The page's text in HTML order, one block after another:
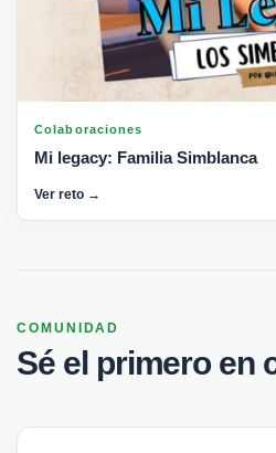
Colaboraciones
Mi legacy: Familia Simblanca
Ver reto →
COMUNIDAD
Sé el primero en